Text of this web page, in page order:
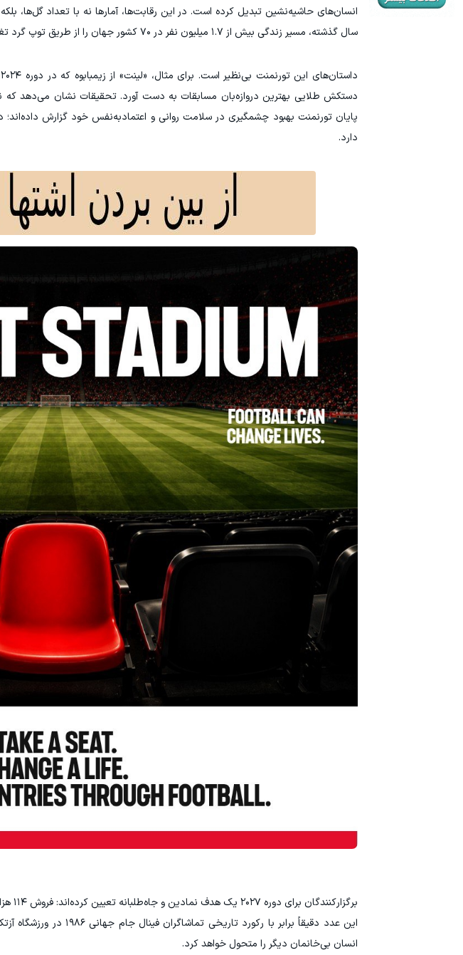
سال گذشته، مسیر زندگی بیش از ۱.۷ میلیون نفر در ۷۰ کشور جهان را از طریق توپ گرد تغییر داده است.
دارد.
انسان بی‌خانمان دیگر را متحول خواهد کرد.